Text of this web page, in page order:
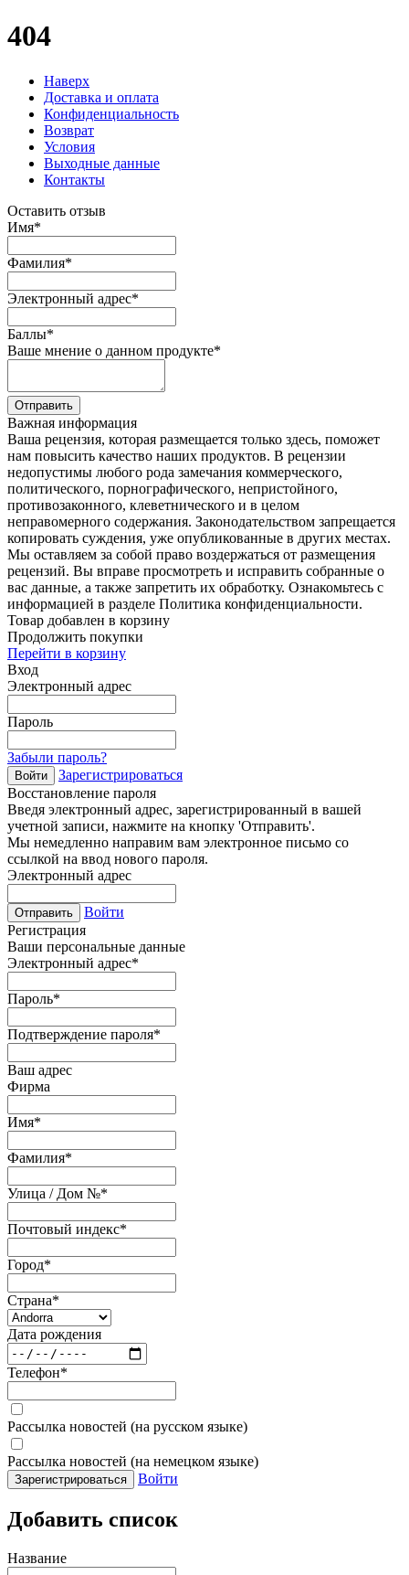
404
Наверх
Доставка и оплата
Конфиденциальность
Возврат
Условия
Выходные данные
Контакты
Оставить отзыв
Имя*
Фамилия*
Электронный адрес*
Баллы*
Ваше мнение о данном продукте*
Отправить
Важная информация
Ваша рецензия, которая размещается только здесь, поможет
нам повысить качество наших продуктов. В рецензии
недопустимы любого рода замечания коммерческого,
политического, порнографического, непристойного,
противозаконного, клеветнического и в целом
неправомерного содержания. Законодательством запрещается
копировать суждения, уже опубликованные в других местах.
Мы оставляем за собой право воздержаться от размещения
рецензий. Вы вправе просмотреть и исправить собранные о
вас данные, а также запретить их обработку. Ознакомьтесь с
информацией в разделе Политика конфиденциальности.
Товар добавлен в корзину
Продолжить покупки
Перейти в корзину
Вход
Электронный адрес
Пароль
Забыли пароль?
Войти
Зарегистрироваться
Восстановление пароля
Введя электронный адрес, зарегистрированный в вашей
учетной записи, нажмите на кнопку 'Отправить'.
Мы немедленно направим вам электронное письмо со
ссылкой на ввод нового пароля.
Электронный адрес
Отправить
Войти
Регистрация
Ваши персональные данные
Электронный адрес*
Пароль*
Подтверждение пароля*
Ваш адрес
Фирма
Имя*
Фамилия*
Улица / Дом №*
Почтовый индекс*
Город*
Страна*
Дата рождения
Телефон*
Рассылка новостей (на русском языке)
Рассылка новостей (на немецком языке)
Зарегистрироваться Войти
Добавить список
Название